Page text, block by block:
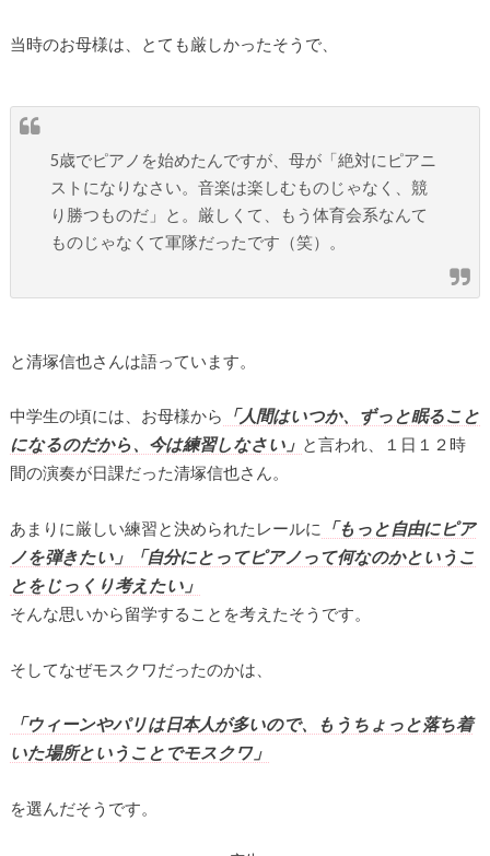
当時のお母様は、とても厳しかったそうで、
5歳でピアノを始めたんですが、母が「絶対にピアニ
ストになりなさい。音楽は楽しむものじゃなく、競
り勝つものだ」と。厳しくて、もう体育会系なんて
ものじゃなくて軍隊だったです（笑）。
と清塚信也さんは語っています。
中学生の頃には、お母様から
「人間はいつか、ずっと眠ること
になるのだから、今は練習しなさい」 と言われ、１日１２時
間の演奏が日課だった清塚信也さん。
あまりに厳しい練習と決められたレールに
「もっと自由にピア
ノを弾きたい」「自分にとってピアノって何なのかというこ
とをじっくり考えたい」
そんな思いから留学することを考えたそうです。
そしてなぜモスクワだったのかは、
「ウィーンやパリは日本人が多いので、もうちょっと落ち着
いた場所ということでモスクワ」
を選んだそうです。